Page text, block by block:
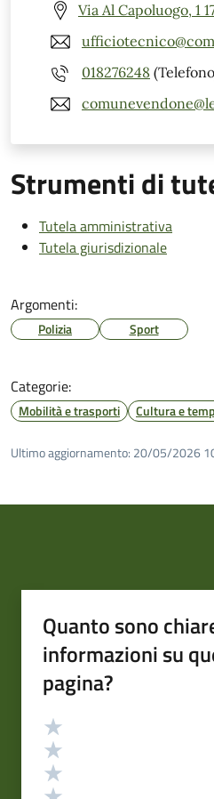
Via Al Capoluogo, 1
018276248
Strumenti di
Tutela amministrativa
Tutela giurisdizionale
Argomenti:
Polizia Sport
Categorie:
Mobilità e trasporti Cultura e
Ultimo aggiornamento: 20/05/2026
Quanto sono
informazioni su
pagina?
Valutazione